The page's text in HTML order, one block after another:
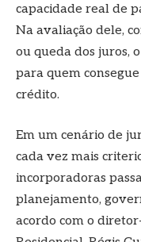
capacidade real de
Na avaliação dele,
ou queda dos juros,
para quem
crédito.
Em um cenário de
cada vez mais
incorporadoras
planejamento,
acordo com o